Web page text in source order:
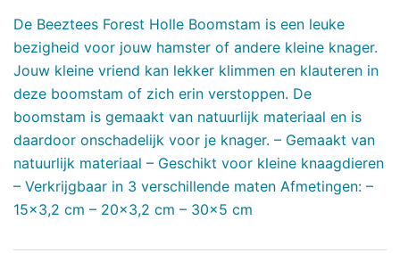
De Beeztees Forest Holle Boomstam is een leuke
bezigheid voor jouw hamster of andere kleine knager.
Jouw kleine vriend kan lekker klimmen en klauteren in
deze boomstam of zich erin verstoppen. De
boomstam is gemaakt van natuurlijk materiaal en is
daardoor onschadelijk voor je knager. – Gemaakt van
natuurlijk materiaal – Geschikt voor kleine knaagdieren
– Verkrijgbaar in 3 verschillende maten Afmetingen: –
15×3,2 cm – 20×3,2 cm – 30×5 cm